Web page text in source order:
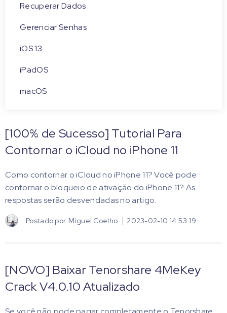
Recuperar Dados
Gerenciar Senhas
iOS 13
iPadOS
macOS
[100% de Sucesso] Tutorial Para
Contornar o iCloud no iPhone 11
Como contornar o iCloud no iPhone 11? Você pode
contornar o bloqueio de ativação do iPhone 11? As
respostas serão desvendadas no artigo.
Postado por Miguel Coelho 2023-02-10 14:53:19
[NOVO] Baixar Tenorshare 4MeKey
Crack V4.0.10 Atualizado